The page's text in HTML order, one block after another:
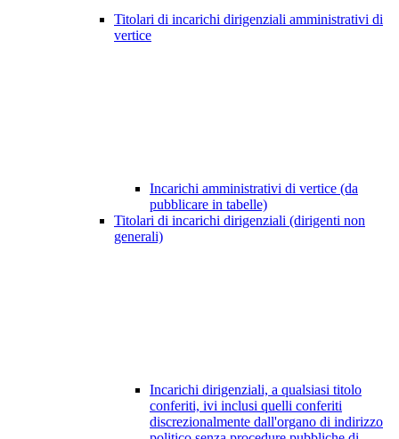
Titolari di incarichi dirigenziali amministrativi di
vertice
Incarichi amministrativi di vertice (da
pubblicare in tabelle)
Titolari di incarichi dirigenziali (dirigenti non
generali)
Incarichi dirigenziali, a qualsiasi titolo
conferiti, ivi inclusi quelli conferiti
discrezionalmente dall'organo di indirizzo